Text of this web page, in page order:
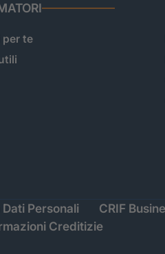
per te
Personali CRIF
Creditizie